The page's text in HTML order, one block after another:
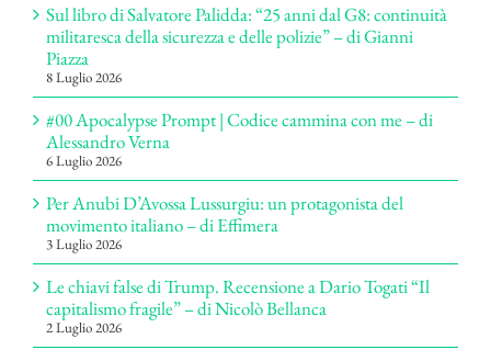
Sul libro di Salvatore Palidda: “25 anni dal G8: continuità
militaresca della sicurezza e delle polizie” – di Gianni
Piazza
8 Luglio 2026
#00 Apocalypse Prompt | Codice cammina con me – di
Alessandro Verna
6 Luglio 2026
Per Anubi D’Avossa Lussurgiu: un protagonista del
movimento italiano – di Effimera
3 Luglio 2026
Le chiavi false di Trump. Recensione a Dario Togati “Il
capitalismo fragile” – di Nicolò Bellanca
2 Luglio 2026